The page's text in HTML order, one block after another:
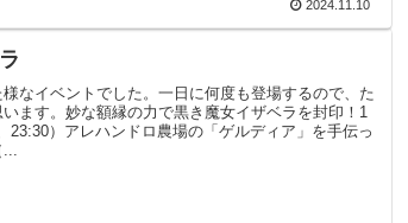
2024.11.10
なイベントでした。一日に何度も登場するので、た
ます。妙な額縁の力で黒き魔女イザベラを封印！1
23:30）アレハンドロ農場の「ゲルディア」を手伝っ